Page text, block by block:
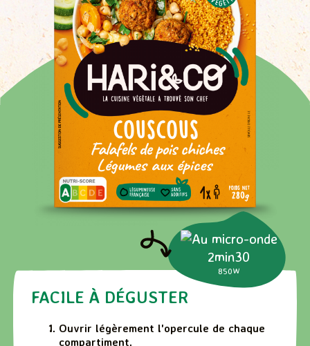
FACILE À DÉGUSTER
Ouvrir légèrement l'opercule de chaque
compartiment.
2min30
850W